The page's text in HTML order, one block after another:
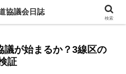
残すために今からできること
議が始まるか？3線区の
証
協議会日誌
検索